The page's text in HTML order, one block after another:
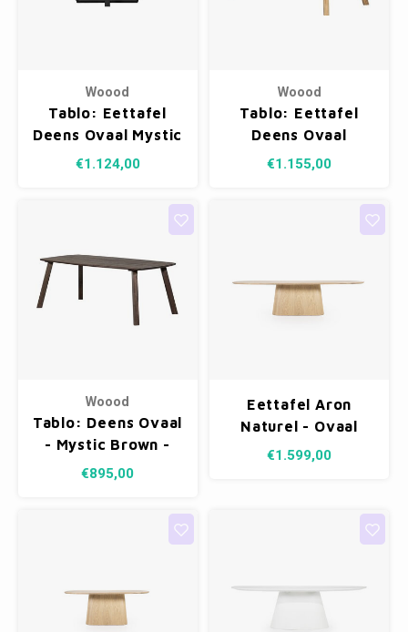
Woood
Tablo: Eettafel
Deens Ovaal Mystic
Brown - 220 x 100
€1.124,00
Woood
Tablo: Eettafel
Deens Ovaal
Transparant - 220
€1.155,00
Woood
Tablo: Deens Ovaal
- Mystic Brown -
vingerlas - 220 x
€895,00
Eettafel Aron
Naturel - Ovaal
300 x 210
€1.599,00